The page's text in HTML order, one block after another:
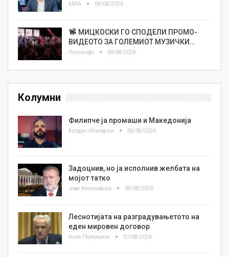
МИА 09/08/2026
МИЦКОСКИ ГО СПОДЕЛИ ПРОМО-
ВИДЕОТО ЗА ГОЛЕМИОТ МУЗИЧКИ…
Плусинфо 09/08/2026
Колумни
Филипче ја промаши и Македонија
Богдан Илиевски 09/08/2026
Задоцнив, но ја исполнив желбата на
мојот татко
Јове Кекеновски 08/08/2026
Леснотијата на разградувањетото на
еден мировен договор
Азис Положани 07/08/2026